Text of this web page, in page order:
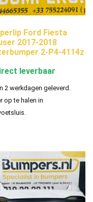
Ford Fiesta
2017-2018
2-P4-4114z
leverbaar
2 werkdagen geleverd.
op te halen in